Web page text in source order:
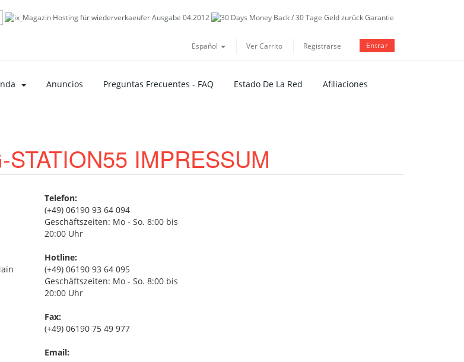
Español Ver Carrito Registrarse Entrar
Anuncios Preguntas Frecuentes - FAQ Estado De La Red Afiliaciones
STATION55 IMPRESSUM
Telefon:
(+49) 06190 93 64 094
Geschäftszeiten: Mo - So. 8:00 bis
20:00 Uhr
Hotline:
(+49) 06190 93 64 095
Geschäftszeiten: Mo - So. 8:00 bis
20:00 Uhr
Fax:
(+49) 06190 75 49 977
Email: